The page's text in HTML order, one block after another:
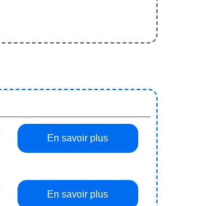
En savoir plus
En savoir plus